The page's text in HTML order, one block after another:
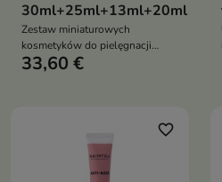
30ml+25ml+13ml+20ml
Zestaw miniaturowych
kosmetyków do pielęgnacji
twarzy, który zapewnia
33,60 €
favorite_border